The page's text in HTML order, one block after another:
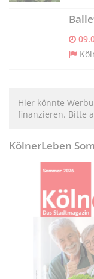
Hier könnte
finanzieren. Bitte
KölnerLeben